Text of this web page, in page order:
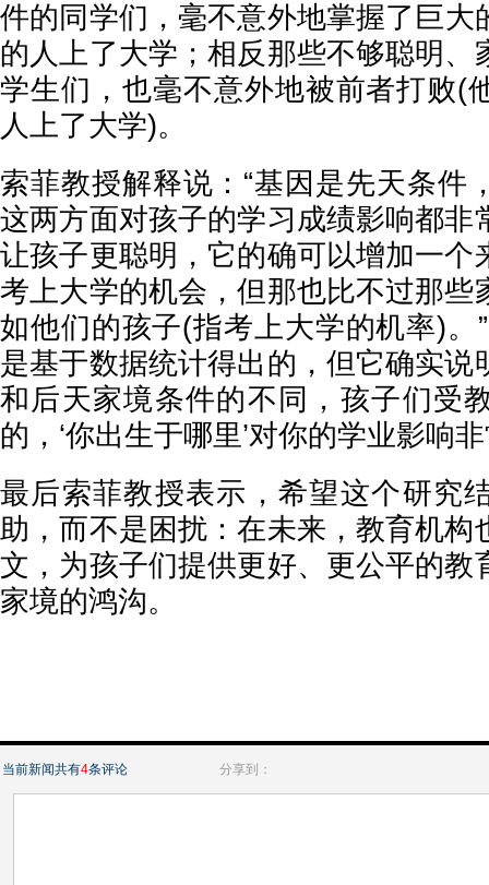
件的同学们，毫不意外地掌握了巨大
的人上了大学；相反那些不够聪明、
学生们，也毫不意外地被前者打败(
人上了大学)。
索菲教授解释说：“基因是先天条件
这两方面对孩子的学习成绩影响都非
让孩子更聪明，它的确可以增加一个
考上大学的机会，但那也比不过那些
如他们的孩子(指考上大学的机率)。
是基于数据统计得出的，但它确实说
和后天家境条件的不同，孩子们受
的，‘你出生于哪里’对你的学业影响
最后索菲教授表示，希望这个研究
助，而不是困扰：在未来，教育机构
文，为孩子们提供更好、更公平的教
家境的鸿沟。
当前新闻共有4条评论 分享到：